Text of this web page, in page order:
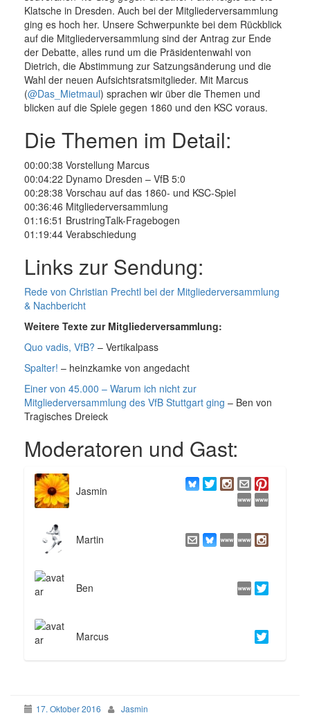
Klatsche in Dresden. Auch bei der Mitgliederversammlung
ging es hoch her. Unsere Schwerpunkte bei dem Rückblick
auf die Mitgliederversammlung sind der Antrag zur Ende
der Debatte, alles rund um die Präsidentenwahl von
Dietrich, die Abstimmung zur Satzungsänderung und die
Wahl der neuen Aufsichtsratsmitglieder. Mit Marcus
(@Das_Mietmaul) sprachen wir über die Themen und
blicken auf die Spiele gegen 1860 und den KSC voraus.
Die Themen im Detail:
00:00:38 Vorstellung Marcus
00:04:22 Dynamo Dresden – VfB 5:0
00:28:38 Vorschau auf das 1860- und KSC-Spiel
00:36:46 Mitgliederversammlung
01:16:51 BrustringTalk-Fragebogen
01:19:44 Verabschiedung
Links zur Sendung:
Rede von Christian Prechtl bei der Mitgliederversammlung
& Nachbericht
Weitere Texte zur Mitgliederversammlung:
Quo vadis, VfB? – Vertikalpass
Spalter! – heinzkamke von angedacht
Einer von 45.000 – Warum ich nicht zur
Mitgliederversammlung des VfB Stuttgart ging – Ben von
Tragisches Dreieck
Moderatoren und Gast:
Jasmin
Martin
Ben
Marcus
17. Oktober 2016 Jasmin